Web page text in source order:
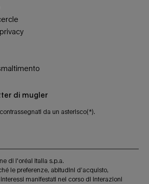
di mugler
da un asterisco(*).
di l'oréal italia s.p.a.
le preferenze, abitudini d’acquisto,
manifestati nel corso di interazioni